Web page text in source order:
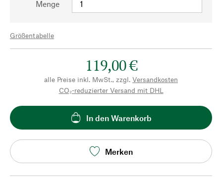
Menge
Größentabelle
119,00 €
alle Preise inkl. MwSt., zzgl. Versandkosten
CO₂-reduzierter Versand mit DHL
In den Warenkorb
Merken